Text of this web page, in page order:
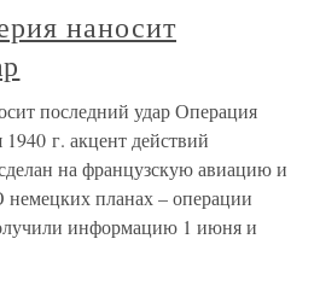
наносит
последний удар Операция
г. акцент действий
на французскую авиацию и
планах – операции
информацию 1 июня и